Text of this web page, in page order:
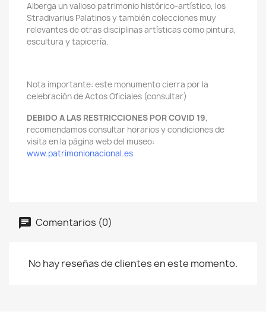
Alberga un valioso patrimonio histórico-artístico, los
Stradivarius Palatinos y también colecciones muy
relevantes de otras disciplinas artísticas como pintura,
escultura y tapicería.
Nota importante: este monumento cierra por la
celebración de Actos Oficiales (consultar)
DEBIDO A LAS RESTRICCIONES POR COVID 19,
recomendamos consultar horarios y condiciones de
visita en la página web del museo:
www.patrimonionacional.es
Comentarios (0)
No hay reseñas de clientes en este momento.